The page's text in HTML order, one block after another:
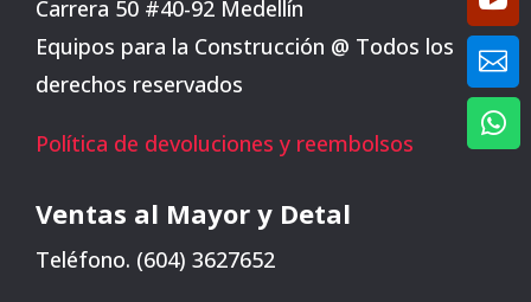


Carrera 50 #40-92 Medellín
Equipos para la Construcción @ Todos los
derechos reservados
Política de devoluciones y reembolsos
Ventas al Mayor y Detal
Teléfono. (604) 3627652